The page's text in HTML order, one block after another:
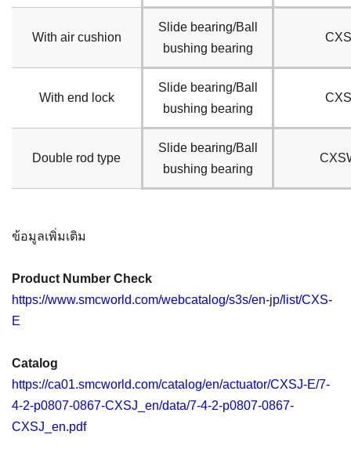
With air cushion
Slide bearing/Ball
bushing bearing
CXS
With end lock
Slide bearing/Ball
bushing bearing
CXS
Double rod type
Slide bearing/Ball
bushing bearing
ข้อมูลเพิ่มเติม
Product Number Check
https://www.smcworld.com/webcatalog/s3s/en-jp/list/CXS-
E
Catalog
https://ca01.smcworld.com/catalog/en/actuator/CXSJ-E/7-
4-2-p0807-0867-CXSJ_en/data/7-4-2-p0807-0867-
CXSJ_en.pdf